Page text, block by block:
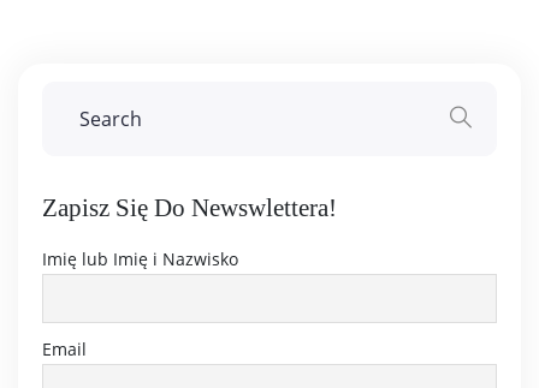
Zapisz Się Do Newswlettera!
Imię lub Imię i Nazwisko
Email